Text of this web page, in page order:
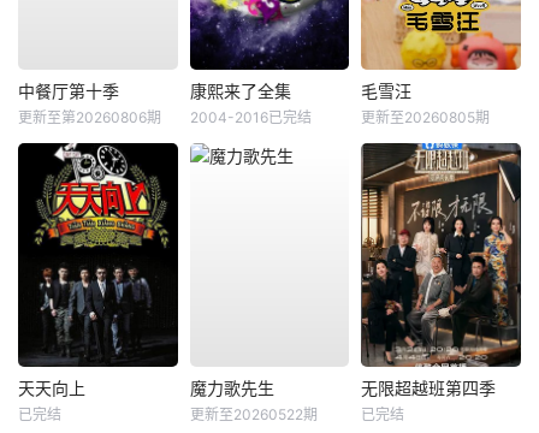
中餐厅第十季
更新至第20260806期
康熙来了全集
2004-2016已完结
毛雪汪
更新至20260805期
天天向上
已完结
魔力歌先生
更新至20260522期
无限超越班第四季
已完结